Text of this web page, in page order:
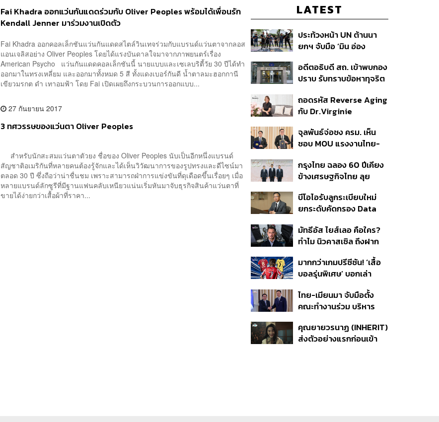
Fai Khadra ออกแว่นกันแดดร่วมกับ Oliver Peoples พร้อมได้เพื่อนรัก
Kendall Jenner มาร่วมงานเปิดตัว
Fai Khadra ออกคอลเล็กชันแว่นกันแดดสไตล์วินเทจร่วมกับแบรนด์แว่นตาจากลอส
แอนเจลิสอย่าง Oliver Peoples โดยได้แรงบันดาลใจมาจากภาพยนตร์เรื่อง
American Psycho แว่นกันแดดคอลเล็กชันนี้ นายแบบและเซเลบริตี้วัย 30 ปีได้ทำ
ออกมาในทรงเหลี่ยม และออกมาทั้งหมด 5 สี ทั้งแดงเบอร์กันดี น้ำตาลมะฮอกกานี
เขียวมรกต ดำ เทาอมฟ้า โดย Fai เปิดเผยถึงกระบวนการออกแบบ...
27 กันยายน 2017
3 ทศวรรษของแว่นตา Oliver Peoples
สำหรับนักสะสมแว่นตาตัวยง ชื่อของ Oliver Peoples นับเป็นอีกหนึ่งแบรนด์
สัญชาติอเมริกันที่หลายคนต้องรู้จักและได้เห็นวิวัฒนาการของรูปทรงและดีไซน์มา
ตลอด 30 ปี ซึ่งถือว่าน่าชื่นชม เพราะสามารถฝ่าการแข่งขันที่ดุเดือดขึ้นเรื่อยๆ เมื่อ
หลายแบรนด์ลักซูรีที่มีฐานแฟนคลับเหนียวแน่นเริ่มหันมาจับธุรกิจสินค้าแว่นตาที่
ขายได้ง่ายกว่าเสื้อผ้าที่ราคา...
LATEST
ประท้วงหน้า UN ต้านนา
ยกฯ จับมือ ‘มิน อ่อง
ตัดท่อน้ำเลี้ยงกองทัพเมีย
นมา
อดีตอธิบดี สถ. เข้าพบกอง
ปราบ รับทราบข้อหาทุจริต
กล่าวหา-เตรียมสู้คดีในชั้น
ศาล
ถอดรหัส Reverse Aging
กับ Dr.Virginie
วิทยาศาสตร์ความงามจาก
Dior
จุลพันธ์จ่อชง ครม. เห็น
ชอบ MOU แรงงานไทย-
รองรับอุตสาหกรรม ดึง
กลุ่มแม่บ้าน-งานอิสระเข้า
กรุงไทย ฉลอง 60 ปีเคียง
ข้างเศรษฐกิจไทย ลุย
Driven ขับเคลื่อน
ยุทธศาสตร์ความยั่งยืน
บีโอไอรับลูกระเบียบใหม่
ยกระดับคัดกรอง Data
ไฟ-น้ำอัตราพิเศษ พร้อม
กางแผนยึดประโยชน์
มัทธีอัส ไยส์เลอ คือใคร?
ทำไม นิวคาสเซิล ถึงฝาก
มากกว่าเกมปรีซีซัน! ‘เสื้อ
บอลรุ่นพิเศษ’ บอกเล่า
ไทย-เมียนมา จับมือตั้ง
คณะทำงานร่วม บริหาร
พรมแดน ชูเป้าหมายสิ่ง
แวดล้อมยั่งยืน
คุณยายวรนาฏ (INHERIT)
ส่งตัวอย่างแรกก่อนเข้า